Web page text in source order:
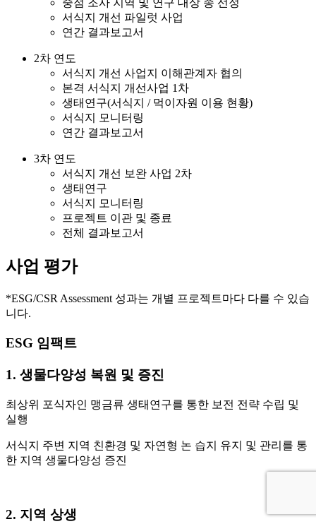
중점 조사 지역 및 연구 대상 종 선정
서식지 개선 파일럿 사업
연간 결과보고서
2차 연도
서식지 개선 사업지 이해관계자 협의
본격 서식지 개선사업 1차
생태연구(서식지 / 먹이자원 이용 현황)
서식지 모니터링
연간 결과보고서
3차 연도
서식지 개선 보완 사업 2차
생태연구
서식지 모니터링
프로젝트 이관 및 종료
전체 결과보고서
사업 평가
*ESG/CSR Assessment 성과는 개별 프로젝트마다 다를 수 있습
니다.
ESG 임팩트
1. 생물다양성 복원 및 증진
최상위 포식자인 맹금류 생태연구를 통한 보전 전략 수립 및
실행
서식지 주변 지역 친환경 및 자연형 논 습지 유지 및 관리를 통
한 지역 생물다양성 증진
2. 지역 상생